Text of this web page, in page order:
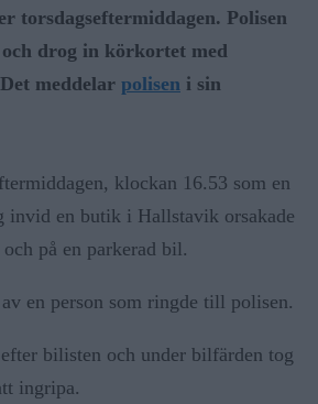
torsdagseftermiddagen. Polisen
drog in körkortet med
meddelar polisen i sin
klockan 16.53 som en
invid en butik i Hallstavik orsakade
på en parkerad bil.
en person som ringde till polisen.
bilisten och under bilfärden tog
ingripa.